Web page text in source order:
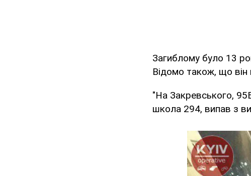
Загиблому було 13
Відомо також, що він
"На Закревського,
школа 294, випав з